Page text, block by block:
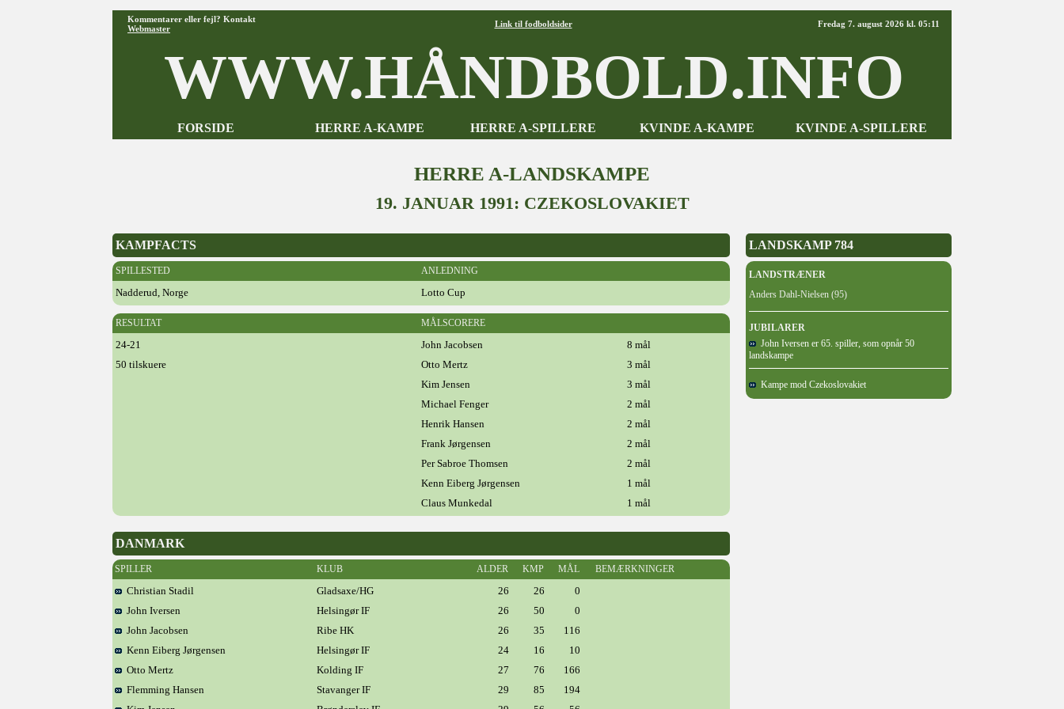
Kommentarer eller fejl? Kontakt
Webmaster
Link til fodboldsider Fredag 7. august 2026 kl. 05:11
WWW.HÅNDBOLD.INFO
FORSIDE HERRE A-KAMPE HERRE A-SPILLERE KVINDE A-KAMPE KVINDE A-SPILLERE
HERRE A-LANDSKAMPE
19. JANUAR 1991: CZEKOSLOVAKIET
KAMPFACTS
SPILLESTED ANLEDNING
Nadderud, Norge Lotto Cup
RESULTAT MÅLSCORERE
24-21 John Jacobsen
8 mål
50 tilskuere
Otto Mertz
3 mål
Kim Jensen
3 mål
Michael Fenger
2 mål
Henrik Hansen
2 mål
Frank Jørgensen
2 mål
Per Sabroe Thomsen
2 mål
Kenn Eiberg Jørgensen
1 mål
Claus Munkedal
1 mål
DANMARK
SPILLER KLUB ALDER KMP MÅL BEMÆRKNINGER
Christian Stadil Gladsaxe/HG 26 26
0
John Iversen
Helsingør IF 26 50
0
John Jacobsen
Ribe HK 26 35
116
Kenn Eiberg Jørgensen
Helsingør IF 24 16
10
Otto Mertz
Kolding IF 27 76
166
Flemming Hansen
Stavanger IF 29 85
194
LANDSKAMP 784
LANDSTRÆNER
Anders Dahl-Nielsen (95)
JUBILARER
John Iversen er 65. spiller, som opnår 50
landskampe
Kampe mod Czekoslovakiet